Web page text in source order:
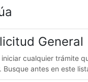
General
cualquier trámite
antes en este